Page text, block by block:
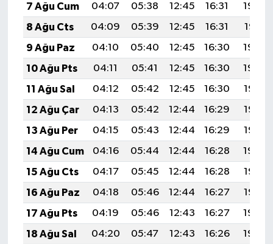
7 Ağu Cum
04:07 05:38 12:45 16:31
19:42
8 Ağu Cts
04:09 05:39 12:45 16:31
19:41
9 Ağu Paz
04:10 05:40 12:45 16:30
19:40
10 Ağu Pts
04:11 05:41 12:45 16:30
19:39
11 Ağu Sal
04:12 05:42 12:45 16:30
19:37
12 Ağu Çar
04:13 05:42 12:44 16:29
19:36
13 Ağu Per
04:15 05:43 12:44 16:29
19:35
14 Ağu Cum
04:16 05:44 12:44 16:28
19:34
15 Ağu Cts
04:17 05:45 12:44 16:28
19:33
16 Ağu Paz
04:18 05:46 12:44 16:27
19:32
17 Ağu Pts
04:19 05:46 12:43 16:27
19:30
18 Ağu Sal
04:20 05:47 12:43 16:26
19:29